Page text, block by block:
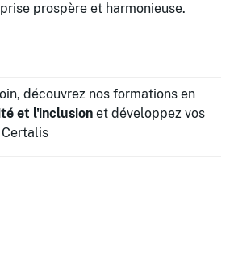
prospère et harmonieuse.
découvrez nos formations en
et l'inclusion et développez vos